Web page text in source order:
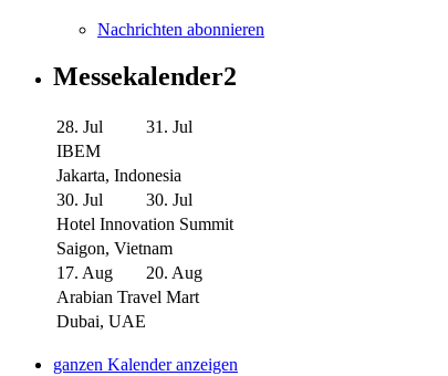
Nachrichten abonnieren
Messekalender2
28. Jul
31. Jul
IBEM
Jakarta, Indonesia
30. Jul
30. Jul
Hotel Innovation Summit
Saigon, Vietnam
17. Aug
20. Aug
Arabian Travel Mart
Dubai, UAE
ganzen Kalender anzeigen